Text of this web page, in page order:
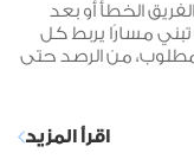
الخطأ أو بعد
مسارًا يربط كل
من الرصد حتى
اقرأ المزيد